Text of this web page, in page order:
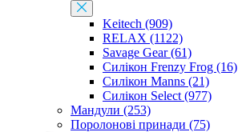
Keitech (909)
RELAX (1122)
Savage Gear (61)
Силікон Frenzy Frog (16)
Силікон Manns (21)
Силікон Select (977)
Мандули (253)
Поролонові принади (75)